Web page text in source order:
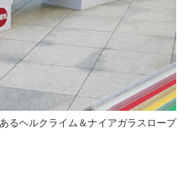
るヘルクライム＆ナイアガラスロープ